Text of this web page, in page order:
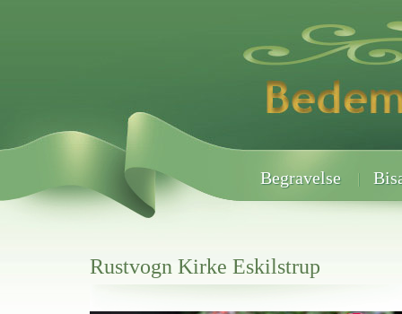
Begravelse
Rustvogn Kirke Eskilstrup